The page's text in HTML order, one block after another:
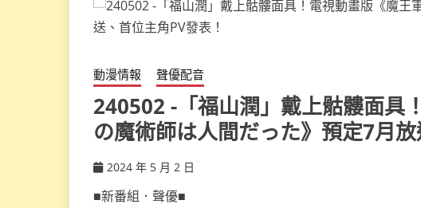
動漫情報 聲優配音
240502 -「福山潤」戴上骷髏面具
の魔術師は人間だった》預定7月
2024 年 5 月 2 日
■新番組．聲優■